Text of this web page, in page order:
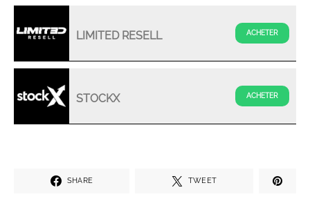
LIMITED RESELL
STOCKX
SHARE TWEET